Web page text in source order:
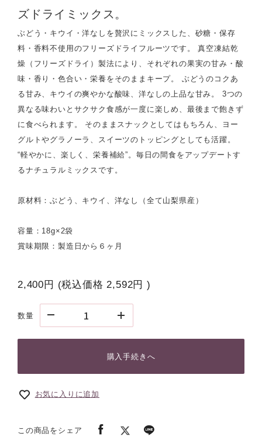
ズドライミックス。
ぶどう・キウイ・洋なしを贅沢にミックスした、砂糖・保存
料・香料不使用のフリーズドライフルーツです。 真空凍結乾
燥（フリーズドライ）製法により、それぞれの果実の甘み・酸
味・香り・色合い・栄養をそのままキープ。 ぶどうのコクあ
る甘み、キウイの爽やかな酸味、洋なしの上品な甘み。 3つの
異なる味わいとサクサク食感が一度に楽しめ、最後まで飽きず
に食べられます。 そのままスナックとしてはもちろん、ヨー
グルトやグラノーラ、スイーツのトッピングとしても活躍。
“軽やかに、楽しく、栄養補給”。毎日の間食をアップデートす
るナチュラルミックスです。
原材料：ぶどう、キウイ、洋なし（全て山梨県産）
容量：18g×2袋
賞味期限：製造日から６ヶ月
2,400円 (税込価格2,592円 )
数量
購入手続きへ
お気に入りに追加
この商品をシェア